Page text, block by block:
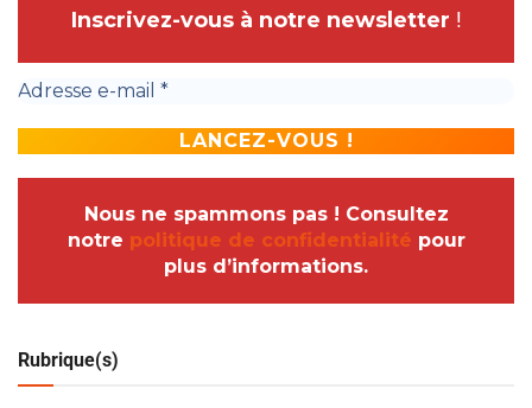
Inscrivez-vous à notre newsletter !
Nous ne spammons pas ! Consultez
notre politique de confidentialité pour
plus d’informations.
Rubrique(s)